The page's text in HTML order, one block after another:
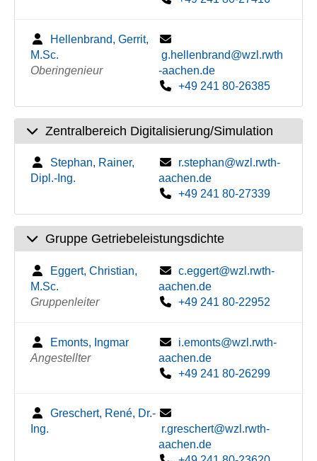
Hellenbrand, Gerrit,
M.Sc.
Oberingenieur
g.hellenbrand@wzl.rwth
-aachen.de
+49 241 80-26385
Zentralbereich Digitalisierung/Simulation
Stephan, Rainer,
Dipl.-Ing.
r.stephan@wzl.rwth-
aachen.de
+49 241 80-27339
Gruppe Getriebeleistungsdichte
Eggert, Christian,
M.Sc.
Gruppenleiter
c.eggert@wzl.rwth-
aachen.de
+49 241 80-22952
Emonts, Ingmar
Angestellter
i.emonts@wzl.rwth-
aachen.de
+49 241 80-26299
Greschert, René, Dr.-
Ing.
r.greschert@wzl.rwth-
aachen.de